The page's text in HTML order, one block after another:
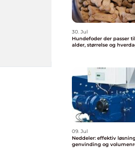
30. Jul
Hundefoder der passer
alder, størrelse og
09. Jul
Neddeler: effektiv
genvinding og